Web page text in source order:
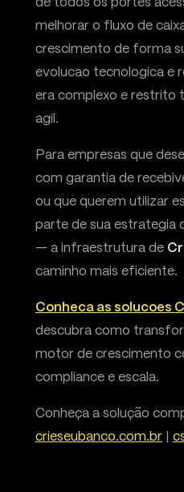
de todos os portes
melhorar o fluxo de
crescimento de forma
evolucao tecnologica e
era complexo e restrito
agil.
Para empresas que
com garantia de
ou que querem utilizar
parte de sua estrategia
— a infraestrutura de
caminho mais eficiente.
Conheca as solucoes
descubra como
motor de crescimento
compliance e escala.
Conheça a solução
crieseubanco.com.br